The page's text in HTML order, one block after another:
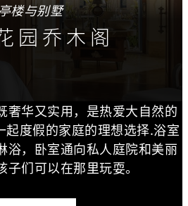
亭楼与别墅
园乔木阁
奢华又实用，是热爱大自然的
起度假的家庭的理想选择.浴室
浴，卧室通向私人庭院和美丽
子们可以在那里玩耍。